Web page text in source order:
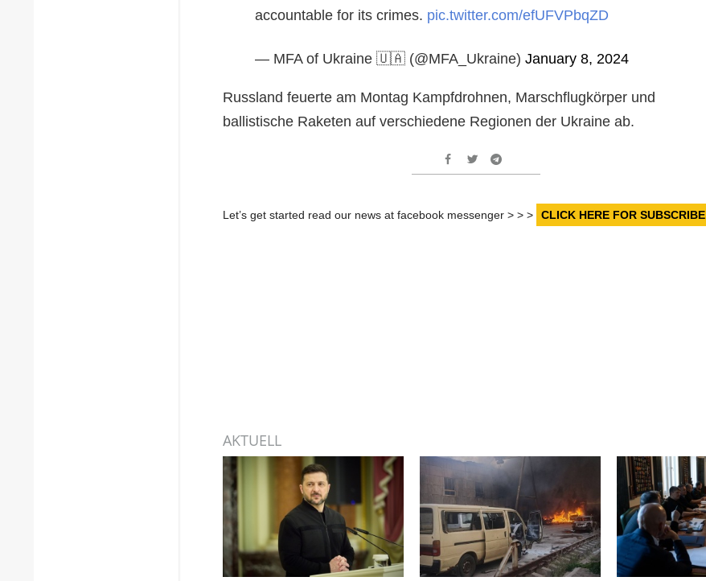
accountable for its crimes. pic.twitter.com/efUFVPbqZD
— MFA of Ukraine 🇺🇦 (@MFA_Ukraine) January 8, 2024
Russland feuerte am Montag Kampfdrohnen, Marschflugkörper und
ballistische Raketen auf verschiedene Regionen der Ukraine ab.
Let’s get started read our news at facebook messenger > > > CLICK HERE FOR SUBSCRIBE
AKTUELL